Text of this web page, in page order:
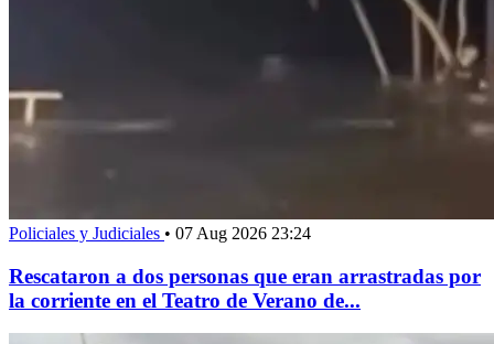
Policiales y Judiciales • 07 Aug 2026 23:24
Rescataron a dos personas que eran arrastradas por
la corriente en el Teatro de Verano de...